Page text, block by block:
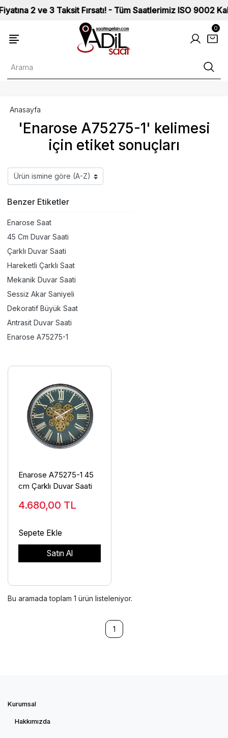
2 ve 3 Taksit Fırsatı! - Tüm Saatlerimiz ISO 9002
0
'Enarose A75275-1' kelimesi
için etiket sonuçları
Anasayfa
Benzer Etiketler
Enarose Saat
45 Cm Duvar Saati
Çarklı Duvar Saati
Hareketli Çarklı Saat
Mekanik Duvar Saati
Sessiz Akar Saniyeli
Dekoratif Büyük Saat
Antrasit Duvar Saati
Enarose A75275-1
Enarose A75275-1 45
cm Çarklı Duvar Saati
4.680,00 TL
Sepete Ekle
Satın Al
Bu aramada toplam 1 ürün listeleniyor.
1
Kurumsal
Hakkımızda